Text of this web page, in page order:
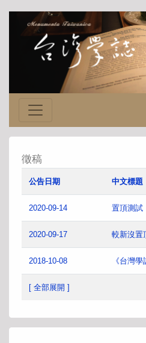
徵稿
公告日期 中文標題
2020-09-14 置頂測試
2020-09-17 較新沒置
2018-10-08 《台灣
[ 全部展開 ]